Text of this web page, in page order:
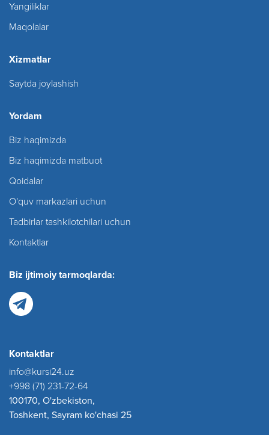
Yangiliklar
Maqolalar
Xizmatlar
Saytda joylashish
Yordam
Biz haqimizda
Biz haqimizda matbuot
Qoidalar
O'quv markazlari uchun
Tadbirlar tashkilotchilari uchun
Kontaktlar
Biz ijtimoiy tarmoqlarda:
Kontaktlar
info@kursi24.uz
+998 (71) 231-72-64
100170, O'zbekiston,
Toshkent, Sayram ko'chasi 25